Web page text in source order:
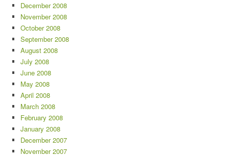
December 2008
November 2008
October 2008
September 2008
August 2008
July 2008
June 2008
May 2008
April 2008
March 2008
February 2008
January 2008
December 2007
November 2007